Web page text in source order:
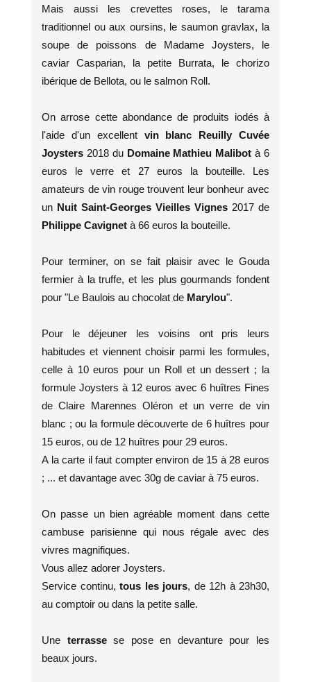
Mais aussi les crevettes roses, le tarama
traditionnel ou aux oursins, le saumon gravlax, la
soupe de poissons de Madame Joysters, le
caviar Casparian, la petite Burrata, le chorizo
ibérique de Bellota, ou le salmon Roll.
On arrose cette abondance de produits iodés à
l'aide d'un excellent vin blanc Reuilly Cuvée
Joysters 2018 duDomaine Mathieu Malibot à 6
euros le verre et 27 euros la bouteille. Les
amateurs de vin rouge trouvent leur bonheur avec
un Nuit Saint-Georges Vieilles Vignes 2017 de
Philippe Cavignet à 66 euros la bouteille.
Pour terminer, on se fait plaisir avec le Gouda
fermier à la truffe, et les plus gourmands fondent
pour "Le Baulois au chocolat de Marylou".
Pour le déjeuner les voisins ont pris leurs
habitudes et viennent choisir parmi les formules,
celle à 10 euros pour un Roll et un dessert ; la
formule Joysters à 12 euros avec 6 huîtres Fines
de Claire Marennes Oléron et un verre de vin
blanc ; ou la formule découverte de 6 huîtres pour
15 euros, ou de 12 huîtres pour 29 euros.
A la carte il faut compter environ de 15 à 28 euros
; ... et davantage avec 30g de caviar à 75 euros.
On passe un bien agréable moment dans cette
cambuse parisienne qui nous régale avec des
vivres magnifiques.
Vous allez adorer Joysters.
Service continu, tous les jours, de 12h à 23h30,
au comptoir ou dans la petite salle.
Une terrassese pose en devanture pour les
beaux jours.